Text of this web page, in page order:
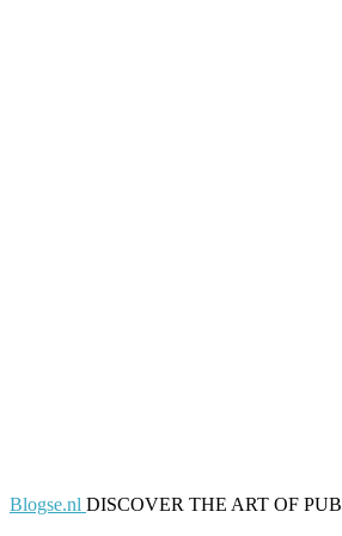
Blogse.nl DISCOVER THE ART OF